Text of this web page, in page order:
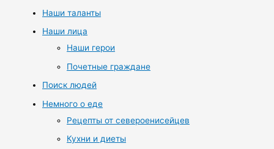
Наши таланты
Наши лица
Наши герои
Почетные граждане
Поиск людей
Немного о еде
Рецепты от североенисейцев
Кухни и диеты